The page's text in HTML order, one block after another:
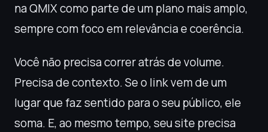
na QMIX como parte de um plano mais amplo,
sempre com foco em relevância e coerência.
Você não precisa correr atrás de volume.
Precisa de contexto. Se o link vem de um
lugar que faz sentido para o seu público, ele
soma. E, ao mesmo tempo, seu site precisa